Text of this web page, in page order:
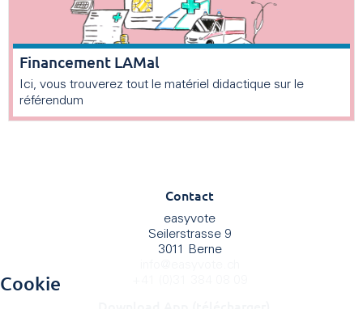
Financement LAMal
Ici, vous trouverez tout le matériel didactique sur le
référendum
Contact
easyvote
Seilerstrasse 9
3011 Berne
Cookie